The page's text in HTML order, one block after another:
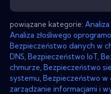
powiązane kategorie:
Analiza złośliwego
Bezpieczeństwo danych w
DNS Bezpieczeństwo IoT
chmurze Bezpieczeństwo
systemu Bezpieczeństwo w
zarządzanie informacjami i